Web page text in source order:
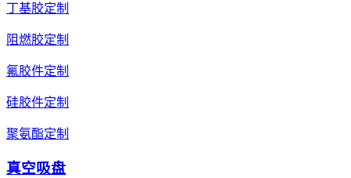
丁基胶定制
阻燃胶定制
氟胶件定制
硅胶件定制
聚氨酯定制
真空吸盘